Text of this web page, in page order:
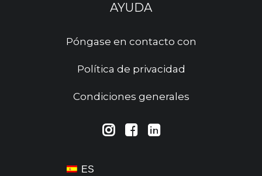
AYUDA
Póngase en contacto con
Política de privacidad
Condiciones generales
ES